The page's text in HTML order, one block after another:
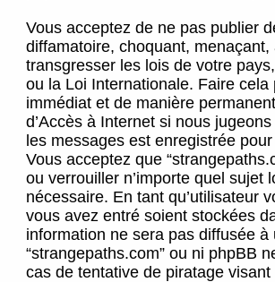
Vous acceptez de ne pas publier
diffamatoire, choquant,
transgresser les lois de votre
ou la Loi Internationale. Faire
immédiat et de manière
d’Accès à Internet si nous
les messages est enregistrée
Vous acceptez que
ou verrouiller n’importe quel sujet
nécessaire. En tant qu’utilisateur
vous avez entré soient stockées
information ne sera pas diffusée
“strangepaths.com” ou ni phpBB
cas de tentative de piratage